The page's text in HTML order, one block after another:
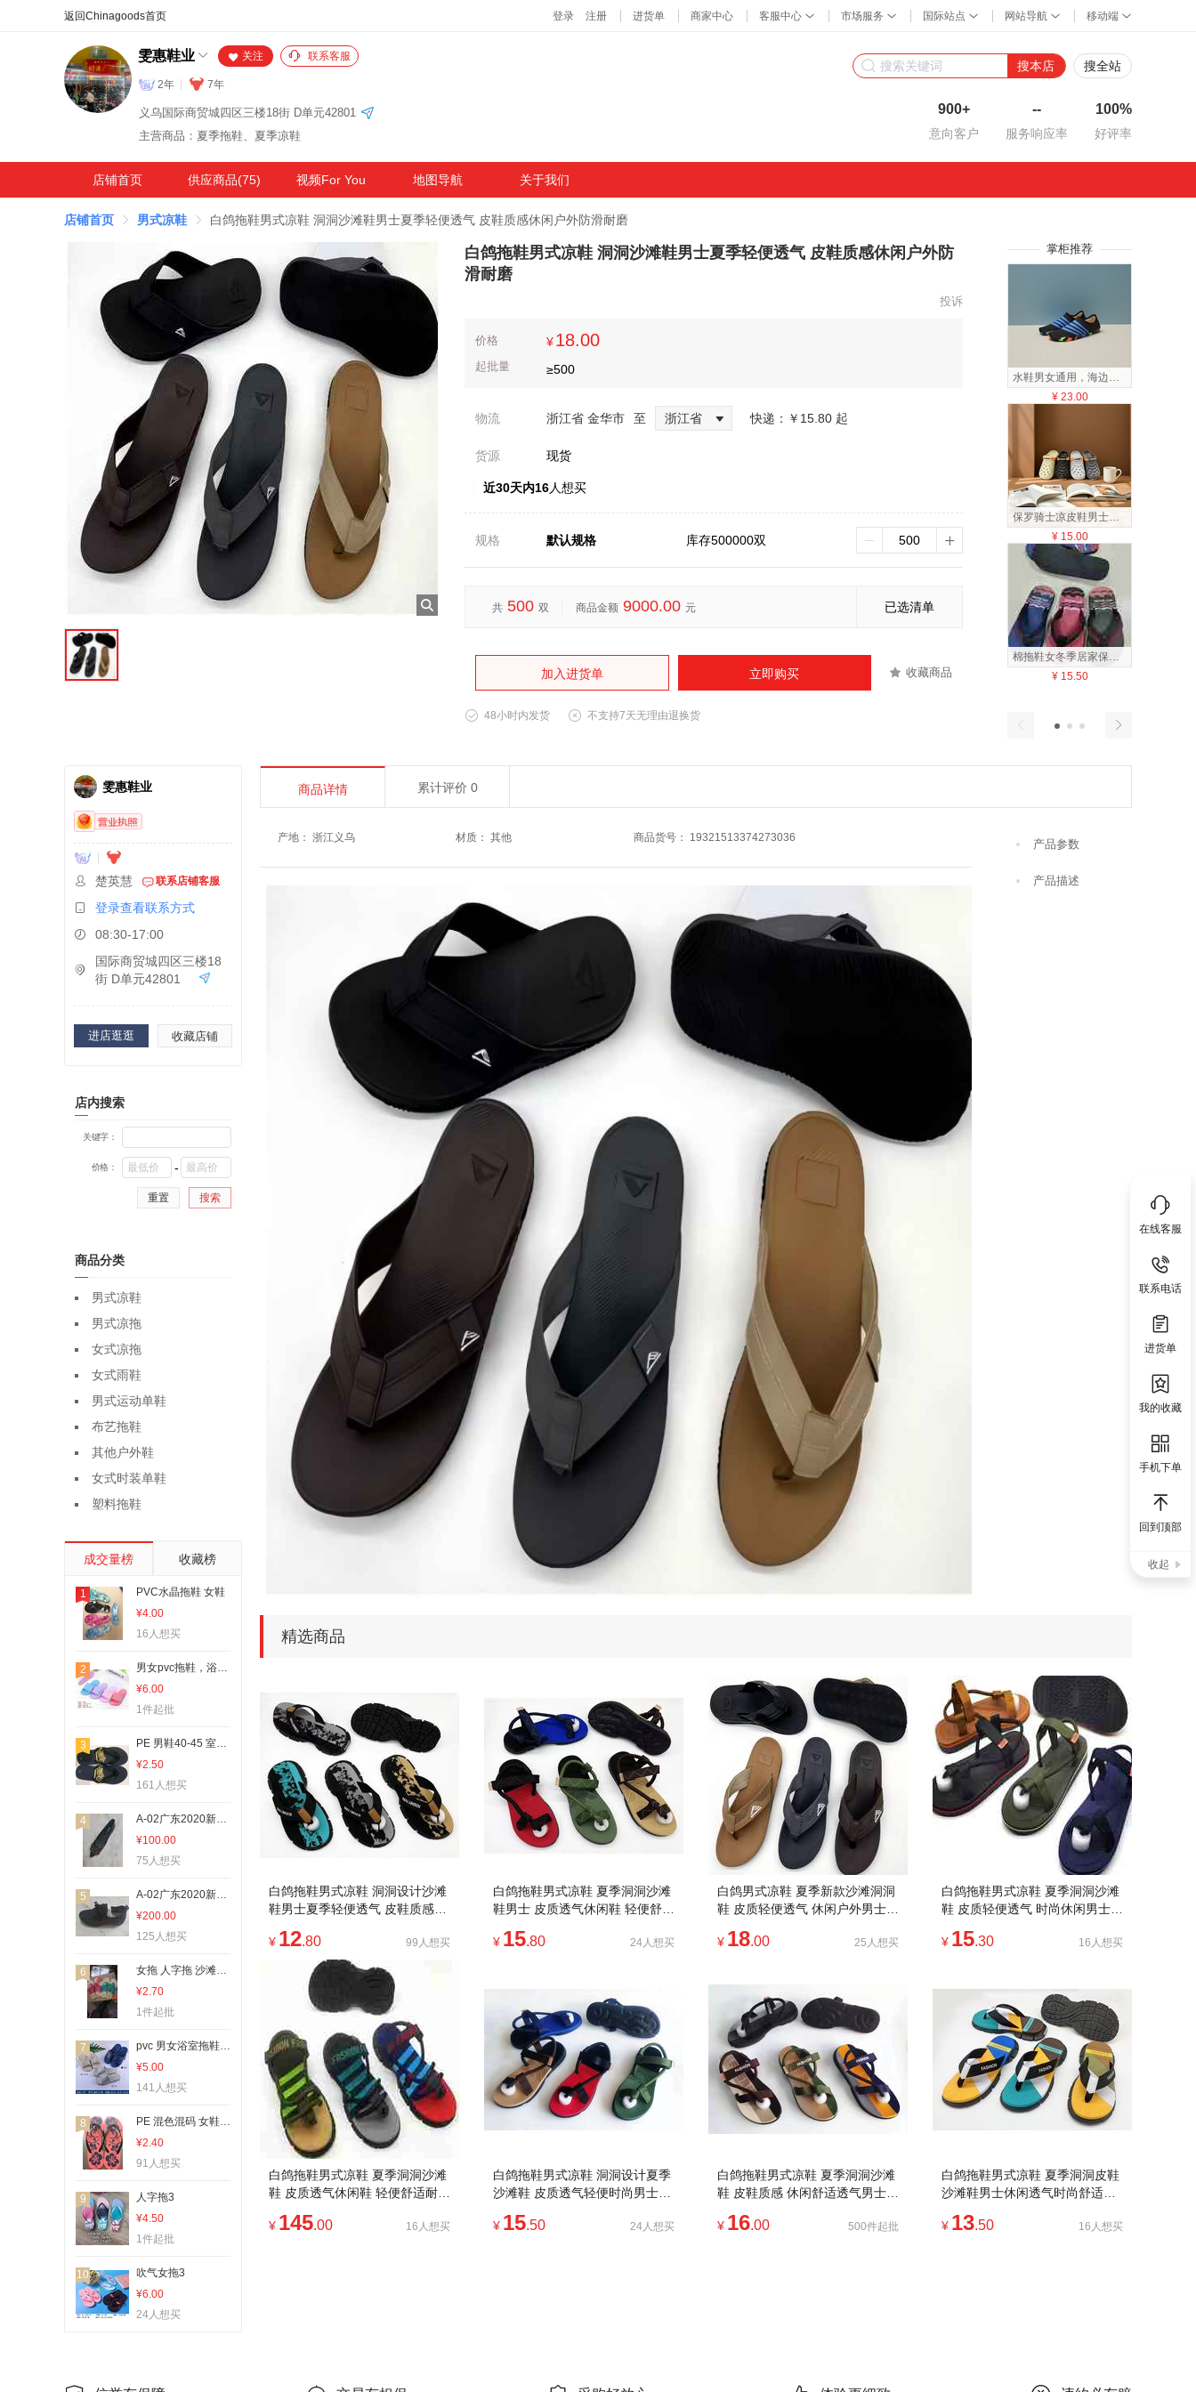
雯惠鞋业
2年 7年
关注 联系客服
义乌国际商贸城四区三楼18街 D单元42801
主营商品：夏季拖鞋、夏季凉鞋
搜本店 搜全站
900+
意向客户
--
服务响应率
100%
好评率
在线客服
联系电话
进货单
我的收藏
手机下单
回到顶部
收起
店铺首页 供应商品(75) 视频For You 地图导航 关于我们
店铺首页 男式凉鞋 白鸽拖鞋男式凉鞋 洞洞沙滩鞋男士夏季轻便透气 皮鞋质感休闲户外防滑耐磨
白鸽拖鞋男式凉鞋 洞洞沙滩鞋男士夏季轻便透气 皮鞋质感休闲户外防
滑耐磨
投诉
价格
起批量
¥18.00
≥500
物流 浙江省 金华市 至 浙江省 快递： ￥15.80 起
货源 现货
近30天内16人想买
规格 默认规格 库存500000双
共 500 双 商品金额 9000.00 元 已选清单
加入进货单 立即购买 收藏商品
48小时内发货 不支持7天无理由退换货
掌柜推荐
水鞋男女通用，海边沙滩度假舒适惬意涉水鞋
¥ 23.00
保罗骑士凉皮鞋男士夏季休闲拖鞋防湿气凉拖鞋男士夏季休闲凉拖鞋男士夏季休闲拖鞋防止湿气
¥ 15.00
棉拖鞋女冬季居家保暖塑料拖鞋 按摩底防滑洞洞鞋 轻便舒适家居鞋子
¥ 15.50
雯惠鞋业
楚英慧 联系店铺客服
登录查看联系方式
08:30-17:00
国际商贸城四区三楼18
街 D单元42801
进店逛逛 收藏店铺
店内搜索
关键字：
价格： -
重置 搜索
商品分类
男式凉鞋
男式凉拖
女式凉拖
女式雨鞋
男式运动单鞋
布艺拖鞋
其他户外鞋
女式时装单鞋
塑料拖鞋
成交量榜 收藏榜
1
PVC水晶拖鞋 女鞋
¥4.00
16人想买
2
男女pvc拖鞋，浴室拖鞋
¥6.00
1件起批
3
PE 男鞋40-45 室内室外穿 质量好价格优惠 库存
¥2.50
161人想买
4
A-02广东2020新款女士休闲高跟鞋
¥100.00
75人想买
5
A-02广东2020新款透气休闲鞋
¥200.00
125人想买
6
女拖 人字拖 沙滩拖鞋
¥2.70
1件起批
7
pvc 男女浴室拖鞋 情侣浴室拖鞋 室内拖鞋
¥5.00
141人想买
8
PE 混色混码 女鞋 室内室外穿 质量很好 价格优惠 库存
¥2.40
91人想买
9
人字拖3
¥4.50
1件起批
10
吹气女拖3
¥6.00
24人想买
商品详情 累计评价 0
产地 ： 浙江义乌 材质 ： 其他 商品货号 ： 19321513374273036 产品参数
产品描述
精选商品
白鸽拖鞋男式凉鞋 洞洞设计沙滩
鞋男士夏季轻便透气 皮鞋质感时
¥ 12.80 99人想买
白鸽拖鞋男式凉鞋 夏季洞洞沙滩
鞋男士 皮质透气休闲鞋 轻便舒适
¥ 15.80 24人想买
白鸽男式凉鞋 夏季新款沙滩洞洞
鞋 皮质轻便透气 休闲户外男士鞋
¥ 18.00 25人想买
白鸽拖鞋男式凉鞋 夏季洞洞沙滩
鞋 皮质轻便透气 时尚休闲男士户
¥ 15.30 16人想买
白鸽拖鞋男式凉鞋 夏季洞洞沙滩
鞋 皮质透气休闲鞋 轻便舒适耐磨
¥ 145.00 16人想买
白鸽拖鞋男式凉鞋 洞洞设计夏季
沙滩鞋 皮质透气轻便时尚男士休
¥ 15.50 24人想买
白鸽拖鞋男式凉鞋 夏季洞洞沙滩
鞋 皮鞋质感 休闲舒适透气男士鞋
¥ 16.00 500件起批
白鸽拖鞋男式凉鞋 夏季洞洞皮鞋
沙滩鞋男士休闲透气时尚舒适耐
¥ 13.50 16人想买